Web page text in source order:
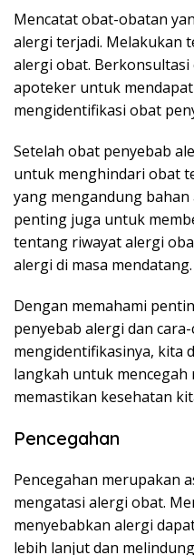
Mencatat obat-obatan
alergi terjadi. Melakukan
alergi obat.
apoteker untuk
mengidentifikasi obat
Setelah obat penyebab
untuk menghindari obat
yang mengandung bahan
penting juga untuk
tentang riwayat alergi
alergi di masa mendatang.
Dengan memahami
penyebab alergi dan
mengidentifikasinya, kita
langkah untuk mencegah
memastikan kesehatan
Pencegahan
Pencegahan merupakan
mengatasi alergi obat.
menyebabkan alergi
lebih lanjut dan